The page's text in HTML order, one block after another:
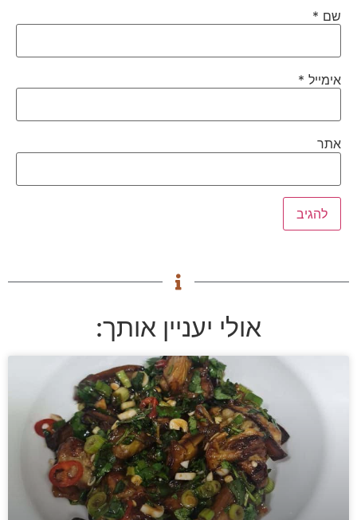
שם*
אימייל*
אתר
אולי יעניין אותך: